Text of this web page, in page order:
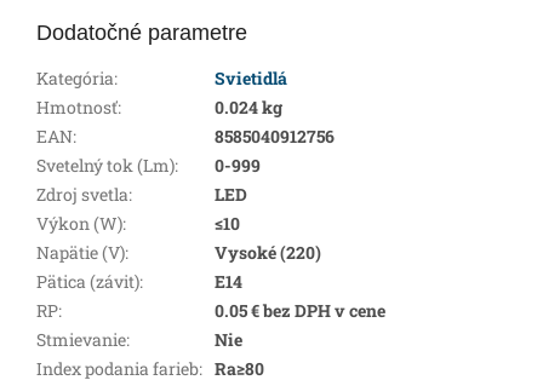
Dodatočné parametre
Kategória:
Svietidlá
Hmotnosť:
0.024 kg
EAN:
8585040912756
Svetelný tok (Lm):
0-999
Zdroj svetla:
LED
Výkon (W):
≤10
Napätie (V):
Vysoké (220)
Pätica (závit):
E14
RP:
0.05 € bez DPH v cene
Stmievanie:
Nie
Index podania farieb: Ra≥80